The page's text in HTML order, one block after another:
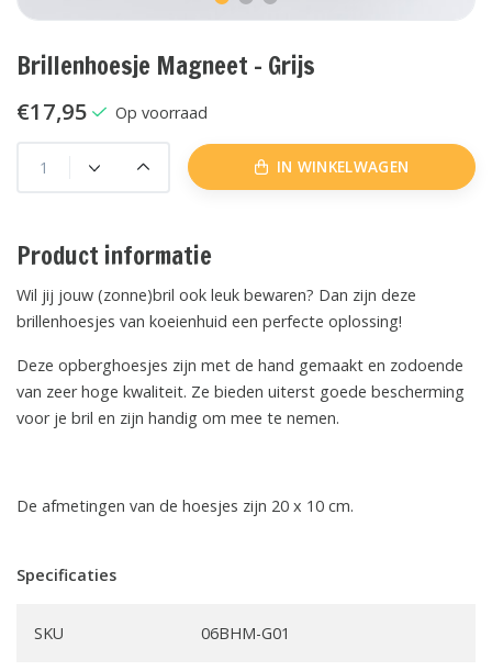
Brillenhoesje Magneet - Grijs
€17,95 Op voorraad
IN WINKELWAGEN
Product informatie
Wil jij jouw (zonne)bril ook leuk bewaren? Dan zijn deze
brillenhoesjes van koeienhuid een perfecte oplossing!
Deze opberghoesjes zijn met de hand gemaakt en zodoende
van zeer hoge kwaliteit. Ze bieden uiterst goede bescherming
voor je bril en zijn handig om mee te nemen.
De afmetingen van de hoesjes zijn 20 x 10 cm.
Specificaties
SKU 06BHM-G01